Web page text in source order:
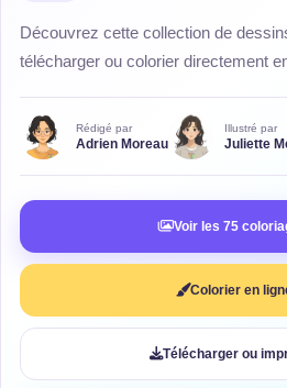
Découvrez cette collection de
télécharger ou colorier directement
Rédigé par
Adrien Moreau
Illustré par
Juliette
Voir les 75
Colorier en
Télécharger ou